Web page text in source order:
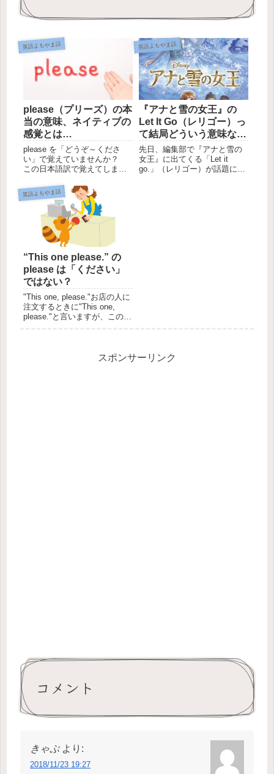
英語よもやま話
please（プリーズ）の本
当の意味、ネイティブの
感覚とは…
please を「どうぞ～くださ
い」で覚えていませんか？
この日本語訳で覚えてしまう
使ってしまうことが起きやす
くなります。そんな please に
ついて編集部の遠藤、今井、
ビッキーの対談形式で解説し
ます。p...
英語よもやま話
『アナと雪の女王』の
Let It Go（レリゴー）っ
て結局どういう意味な
の？
先日、編集部で『アナと雪の
女王』に出てくる「Let it
go.」（レリゴー）が話題にあ
英語よもやま話
“This one please.” の
please は「ください」
ではない？
"This one, please."お店の人に
注文するときに"This one,
please."と言いますが、この
さい」ではないのですが、...スポンサーリンク
コメント
きゃぷ より:
2018/11/23 19:27